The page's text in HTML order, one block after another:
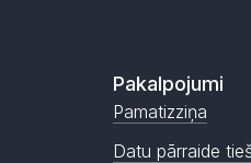
Pakalpojumi
Pamatizziņa
Datu pārraide